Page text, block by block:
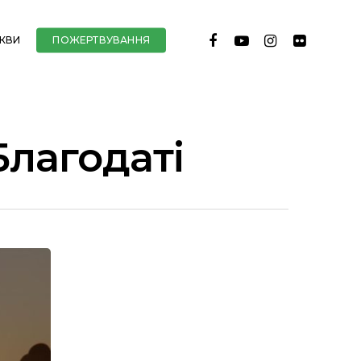
ПОЖЕРТВУВАННЯ FACEBOOKYOUTUBEINSTAGRAM
FLICKR